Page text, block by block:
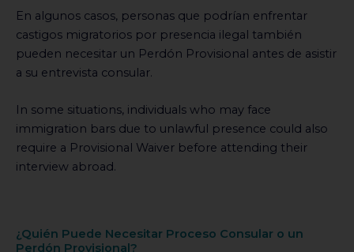
En algunos casos, personas que podrían enfrentar
castigos migratorios por presencia ilegal también
pueden necesitar un Perdón Provisional antes de asistir
a su entrevista consular.
In some situations, individuals who may face
immigration bars due to unlawful presence could also
require a Provisional Waiver before attending their
interview abroad.
¿Quién Puede Necesitar Proceso Consular o un
Perdón Provisional?